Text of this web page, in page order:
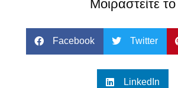
Μοιραστείτε το
Facebook Twitter
LinkedIn